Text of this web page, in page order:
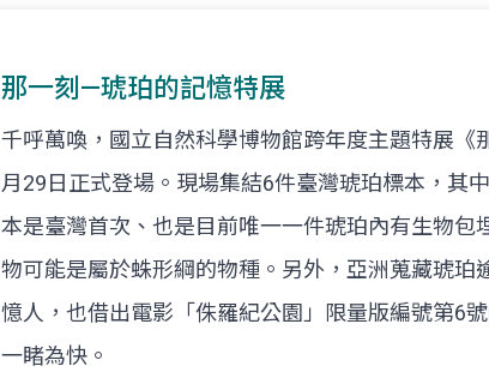
那一刻—琥珀的記憶特展
千呼萬喚，國立自然科學博物館跨年度主題特展《
月29日正式登場。現場集結6件臺灣琥珀標本，其
本是臺灣首次、也是目前唯一一件琥珀內有生物包
物可能是屬於蛛形綱的物種。另外，亞洲蒐藏琥珀
憶人，也借出電影「侏羅紀公園」限量版編號第6
一睹為快。